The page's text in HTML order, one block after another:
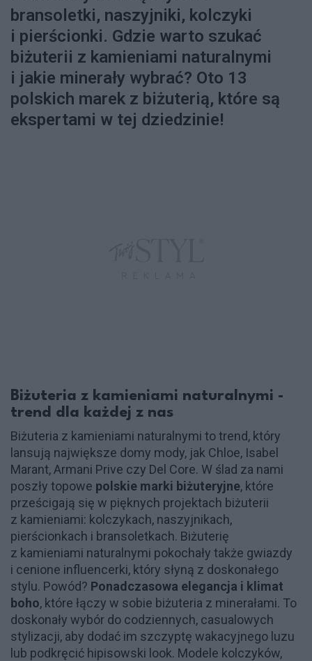
bransoletki, naszyjniki, kolczyki
i pierścionki. Gdzie warto szukać
biżuterii z kamieniami naturalnymi
i jakie minerały wybrać? Oto 13
polskich marek z biżuterią, które są
ekspertami w tej dziedzinie!
Biżuteria z kamieniami naturalnymi -
trend dla każdej z nas
Biżuteria z kamieniami naturalnymi to trend, który
lansują największe domy mody, jak Chloe, Isabel
Marant, Armani Prive czy Del Core. W ślad za nami
poszły topowe polskie marki biżuteryjne, które
prześcigają się w pięknych projektach biżuterii
z kamieniami: kolczykach, naszyjnikach,
pierścionkach i bransoletkach. Biżuterię
z kamieniami naturalnymi pokochały także gwiazdy
i cenione influencerki, który słyną z doskonałego
stylu. Powód? Ponadczasowa elegancja i klimat
boho, które łączy w sobie biżuteria z minerałami. To
doskonały wybór do codziennych, casualowych
stylizacji, aby dodać im szczyptę wakacyjnego luzu
lub podkręcić hipisowski look. Modele kolczyków,